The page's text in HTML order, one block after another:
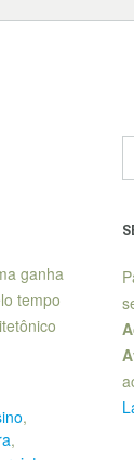
ganha
tempo
,
,